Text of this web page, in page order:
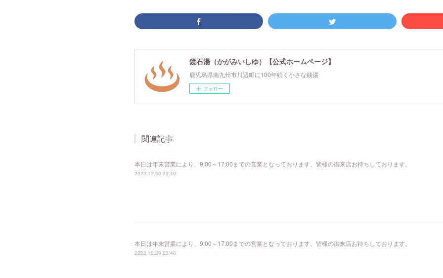
鏡石湯（かがみいしゆ）【公式ホームページ】
鹿児島県南九州市川辺町に100年続く小さな銭湯
フォロー
関連記事
本日は年末営業により、9:00～17:00までの営業となっております。皆様の御来店お待ちしております。
2022.12.30 23:40
本日は年末営業により、9:00～17:00までの営業となっております。皆様の御来店お待ちしております。
2022.12.29 23:40